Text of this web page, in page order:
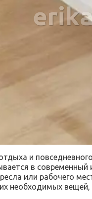
и
в современный
или рабочего
необходимых